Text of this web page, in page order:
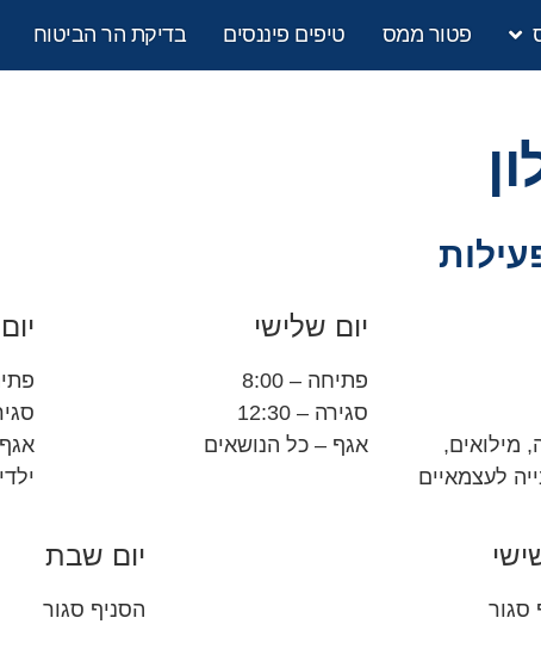
פטור ממס טיפים פיננסים בדיקת הר הביטוח
מילואים,
לעצמאיים
יום שלישי
פתיחה – 8:00
סגירה – 12:30
אגף – כל הנושאים
סגור
יום שבת
הסניף סגור